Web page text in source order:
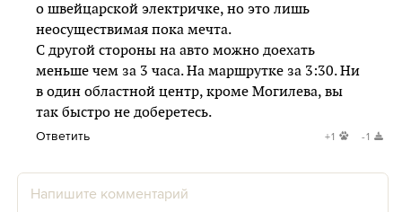
о швейцарской электричке, но это лишь
неосуществимая пока мечта.
С другой стороны на авто можно доехать
меньше чем за 3 часа. На маршрутке за 3:30. Ни
в один областной центр, кроме Могилева, вы
так быстро не доберетесь.
Ответить +1 -1